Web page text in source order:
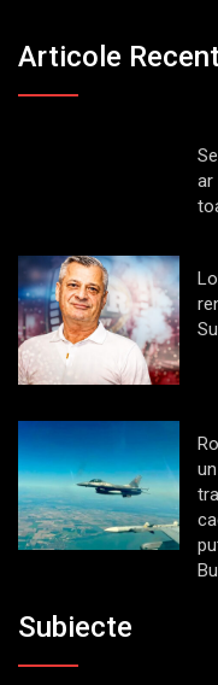
Articole
ar
Subiecte